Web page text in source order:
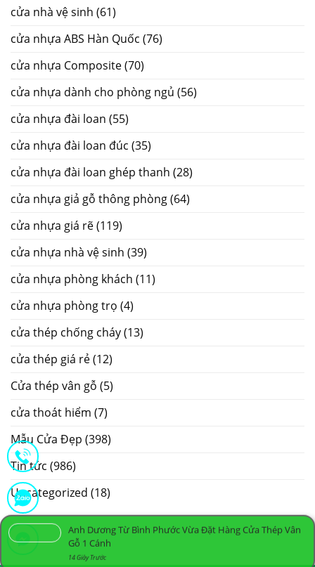
cửa nhà vệ sinh (61)
cửa nhựa ABS Hàn Quốc (76)
cửa nhựa Composite(70)
cửa nhựa dành cho phòng ngủ (56)
cửa nhựa đài loan (55)
cửa nhựa đài loan đúc (35)
cửa nhựa đài loan ghép thanh (28)
cửa nhựa giả gỗ thông phòng(64)
cửa nhựa giá rẽ(119)
cửa nhựa nhà vệ sinh (39)
cửa nhựa phòng khách (11)
cửa nhựa phòng trọ (4)
cửa thép chống cháy(13)
cửa thép giá rẻ(12)
Cửa thép vân gỗ (5)
cửa thoát hiểm (7)
Mẫu Cửa Đẹp (398)
Tin tức (986)
Uncategorized (18)
Anh Dương Từ Bình Phước Vừa Đặt Hàng Cửa Thép Vân
Gỗ 1 Cánh
14 Giây Trước